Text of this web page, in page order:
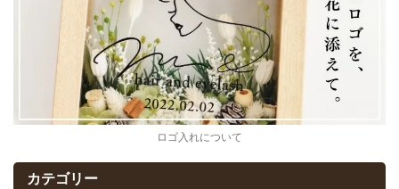
ロゴ入れについて
カテゴリー